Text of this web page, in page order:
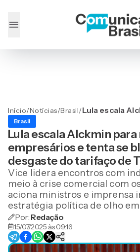
Início/Notícias/Brasil/Lula escala
e tenta se
desgaste do
Trump
Brasil
Lula escala Alckmin
empresários e tenta se
desgaste do tarifaço de
Vice lidera encontros com
meio à crise comercial com
aciona ministros e imprensa
estratégia política de olho
Por: Redação
15/07/2025 às 09:16